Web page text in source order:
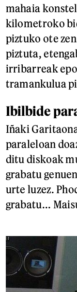
mahaia
kilometroko
piztuko ote
piztuta,
irribarreak
tramankulua
Ibilbide
Iñaki
paraleloan
ditu diskoak
grabatu
urte luzez.
grabatu...